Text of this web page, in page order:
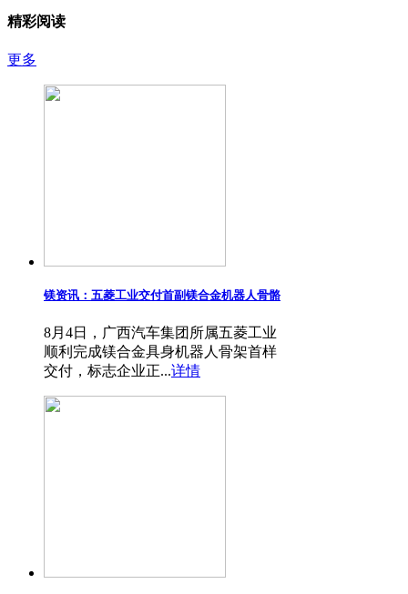
精彩阅读
更多
镁资讯：五菱工业交付首副镁合金机器人骨骼
8月4日，广西汽车集团所属五菱工业
顺利完成镁合金具身机器人骨架首样
交付，标志企业正...详情